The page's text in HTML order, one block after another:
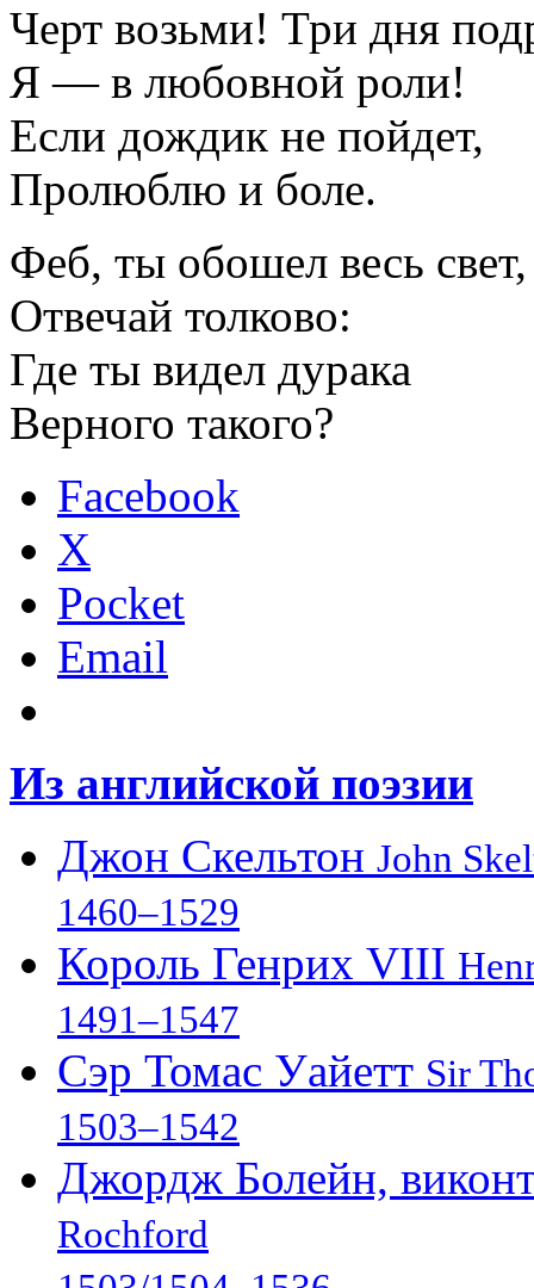
Черт возьми! Три дня
Я — в любовной роли!
Если дождик не пойдет,
Пролюблю и боле.
Феб, ты обошел весь свет,
Отвечай толково:
Где ты видел дурака
Верного такого?
Facebook
X
Pocket
Email
Из английской поэзии
Джон Скельтон John
1460–1529
Король Генрих VIII
1491–1547
Сэр Томас Уайетт Sir
1503–1542
Джордж Болейн,
Rochford